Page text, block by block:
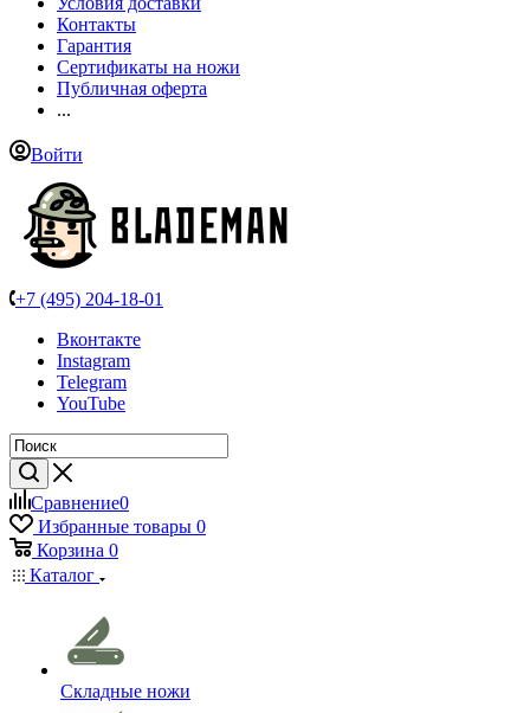
Контакты
Гарантия
Сертификаты на ножи
Публичная оферта
...
Войти
+7 (495) 204-18-01
Вконтакте
Instagram
Telegram
YouTube
Сравнение0
Избранные товары 0
Корзина 0
Каталог
Складные ножи